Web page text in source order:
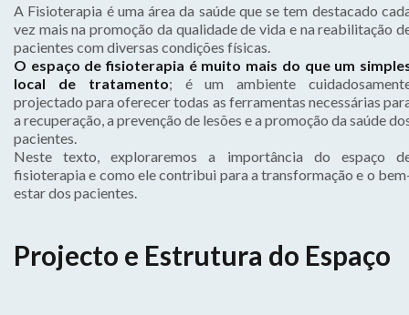
A Fisioterapia é uma área da saúde que se tem destacado
vez mais na promoção da qualidade de vida e na reabilitação
pacientes com diversas condições físicas.
O espaço de fisioterapia é muito mais do que um
local de tratamento; é um ambiente
projectado para oferecer todas as ferramentas necessárias
a recuperação, a prevenção de lesões e a promoção da saúde
pacientes.
Neste texto, exploraremos a importância do espaço
fisioterapia e como ele contribui para a transformação e o
estar dos pacientes.
Projecto e Estrutura do Espaço